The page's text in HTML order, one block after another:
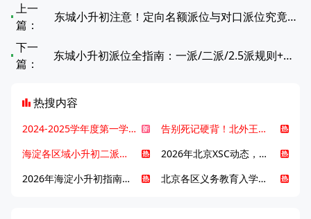
上一
篇：
东城小升初注意！定向名额派位与对口派位究竟有何不同？
下一
篇：
东城小升初派位全指南：一派/二派/2.5派规则+三志填报策略
热搜内容
2024-2025学年度第一学期北京各区期末考试真题试卷汇总
告别死记硬背！北外王牌精读词汇课，帮孩子突破英语词汇难关
海淀各区域小升初二派全攻略合集！区域一至五志愿填报、升学策略详解
2026年北京XSC动态，持续更新中ing...
2026年海淀小升初指南，一文了解招生政策要点
北京各区义务教育入学咨询电话汇总，25年小升初家长提前收藏